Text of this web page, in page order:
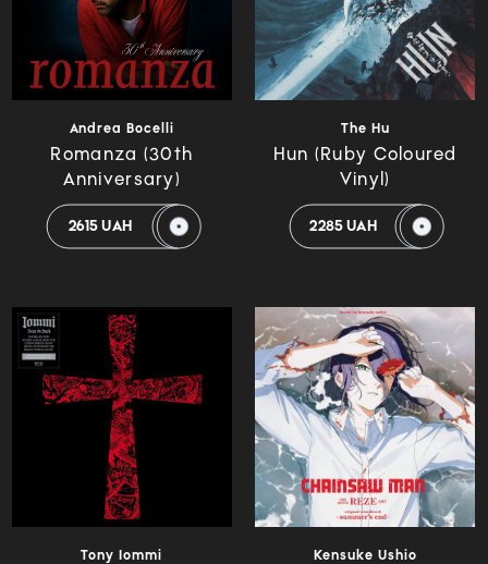
Andrea Bocelli
Romanza (30th
Anniversary)
2615 UAH
The Hu
Hun (Ruby Coloured
Vinyl)
2285 UAH
Tony Iommi Kensuke Ushio